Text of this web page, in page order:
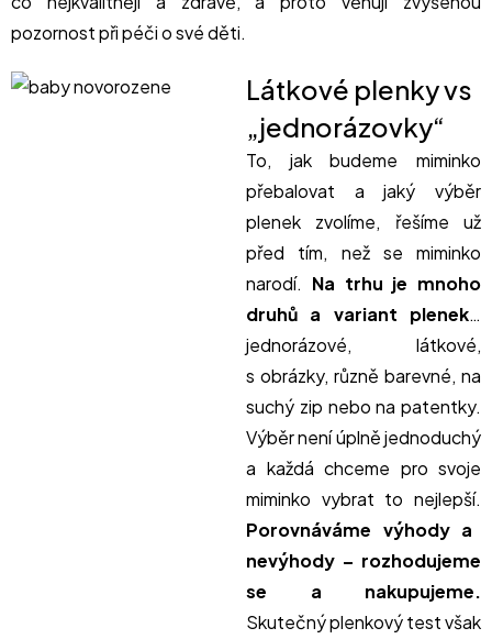
pozornost při péči o své děti.
Látkové plenky vs
„jednorázovky“
To, jak budeme miminko
přebalovat a jaký výběr
plenek zvolíme, řešíme už
před tím, než se miminko
narodí. Na trhu je mnoho
druhů a variant plenek…
jednorázové, látkové,
s obrázky, různě barevné, na
suchý zip nebo na patentky.
Výběr není úplně jednoduchý
a každá chceme pro svoje
miminko vybrat to nejlepší.
Porovnáváme výhody a
nevýhody – rozhodujeme
se a nakupujeme.
Skutečný plenkový test však